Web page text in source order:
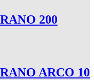
200
ARCO 10